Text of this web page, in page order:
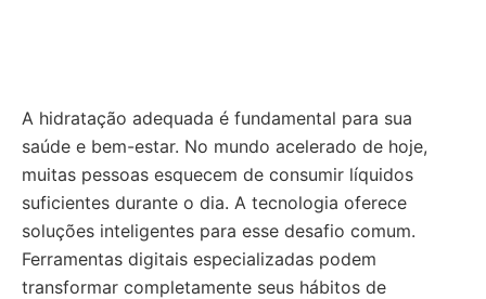
A hidratação adequada é fundamental para sua
saúde e bem-estar. No mundo acelerado de hoje,
muitas pessoas esquecem de consumir líquidos
suficientes durante o dia. A tecnologia oferece
soluções inteligentes para esse desafio comum.
Ferramentas digitais especializadas podem
transformar completamente seus hábitos de